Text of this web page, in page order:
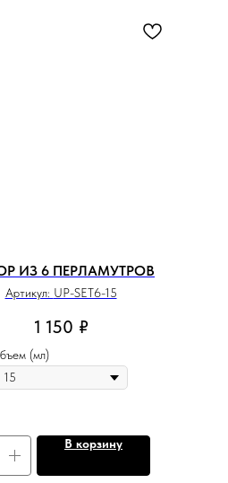
ИЗ 6 ПЕРЛАМУТРОВ
Артикул: UP-SET6-15
1 150 ₽
(мл)
В корзину